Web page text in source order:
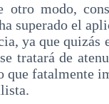
modo,
superado el
ya que quizás
tratará de
que fatalmente